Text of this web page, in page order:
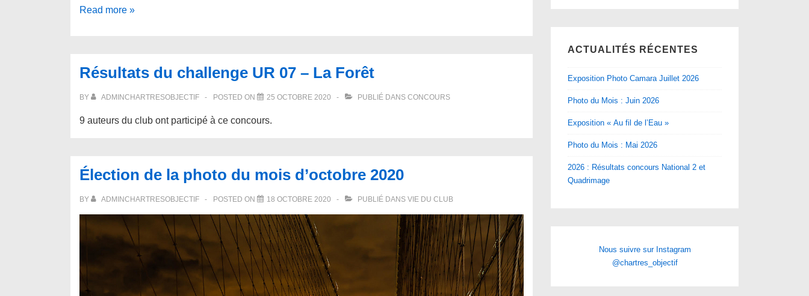
Covid-
des
séances
nos
Read more »
Résultats du challenge UR 07 – La Forêt
BY ADMINCHARTRESOBJECTIF POSTED ON 25 OCTOBRE 2020 PUBLIÉ DANS CONCOURS
9 auteurs du club ont participé à ce concours.
Élection de la photo du mois d’octobre 2020
BY ADMINCHARTRESOBJECTIF POSTED ON 18 OCTOBRE 2020 PUBLIÉ DANS VIE DU CLUB
ACTUALITÉS RÉCENTES
Exposition Photo Camara Juillet 2026
Photo du Mois : Juin 2026
Exposition « Au fil de l’Eau »
Photo du Mois : Mai 2026
2026 : Résultats concours National 2 et
Quadrimage
Nous suivre sur Instagram
@chartres_objectif